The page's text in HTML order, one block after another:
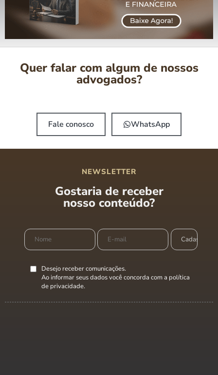
Quer falar com algum de nossos
advogados?
Fale conosco WhatsApp
NEWSLETTER
Gostaria de receber
nosso conteúdo?
Desejo receber comunicações.
Ao informar seus dados você concorda com a política
de privacidade.